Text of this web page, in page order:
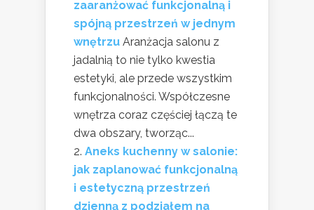
zaaranżować funkcjonalną i
spójną przestrzeń w jednym
wnętrzu Aranżacja salonu z
jadalnią to nie tylko kwestia
estetyki, ale przede wszystkim
funkcjonalności. Współczesne
wnętrza coraz częściej łączą te
dwa obszary, tworząc...
Aneks kuchenny w salonie:
jak zaplanować funkcjonalną
i estetyczną przestrzeń
dzienną z podziałem na